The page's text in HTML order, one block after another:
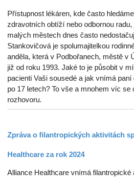
Přístupnost lékáren, kde často
zdravotních obtíží nebo odbornou
malých městech dnes často
Stankovičová je spolumajitelkou
anděla, která v Podbořanech, městě v
již od roku 1993. Jaké to je působit v
pacienti Vaši sousedé a jak vnímá
po 17 letech? To vše a mnohem víc
rozhovoru.
Zpráva o filantropických aktivitách
Healthcare za rok 2024
Alliance Healthcare vnímá